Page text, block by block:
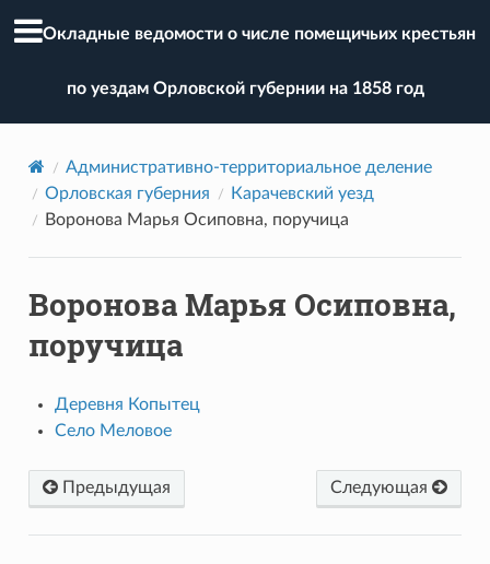
Окладные ведомости о числе помещичьих крестьян
по уездам Орловской губернии на 1858 год
Административно-территориальное деление
Орловская губерния
Карачевский уезд
Воронова Марья Осиповна, поручица
Воронова Марья Осиповна,
поручица
Деревня Копытец
Село Меловое
Предыдущая Следующая